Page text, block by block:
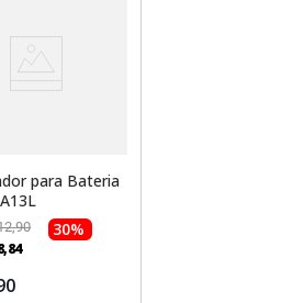
para Bateria
,90 30%
,84